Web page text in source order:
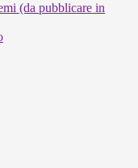
(da pubblicare in